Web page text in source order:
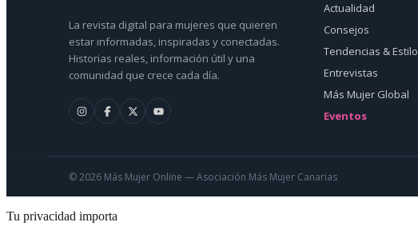
La revista digital para mujeres que quieren
estar informadas, inspiradas y conectadas.
Historias reales, información útil y una
comunidad que crece cada día.
Actualidad
Consejos
Tendencias & Estilo
Entrevistas
Más Mujer Global
Eventos
© 2026 Más Mujer Online — Asociación Más Mujer Canarias
Tu privacidad importa